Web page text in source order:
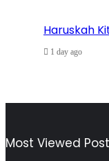
Haruskah
1 day ago
Most Viewed